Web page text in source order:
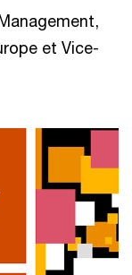
et Vice-